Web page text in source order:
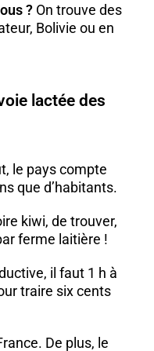
? On trouve des
Bolivie ou en
lactée des
le pays compte
que d’habitants.
kiwi, de trouver,
ferme laitière !
il faut 1 h à
traire six cents
De plus, le